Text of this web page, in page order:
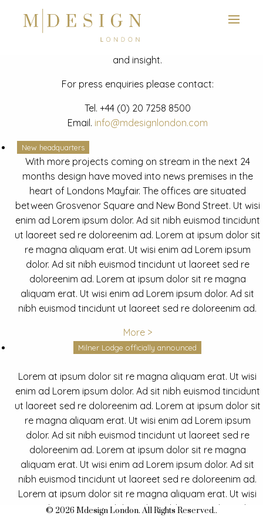
News
Latest mdesign development project and advisory news
and insight.
For press enquiries please contact:
Tel. +44 (0) 20 7258 8500
Email. info@mdesignlondon.com
New headquarters
With more projects coming on stream in the next 24
months design have moved into news premises in the
heart of Londons Mayfair. The offices are situated
between Grosvenor Square and New Bond Street. Ut wisi
enim ad Lorem ipsum dolor. Ad sit nibh euismod tincidunt
ut laoreet sed re doloreenim ad. Lorem at ipsum dolor sit
re magna aliquam erat. Ut wisi enim ad Lorem ipsum
dolor. Ad sit nibh euismod tincidunt ut laoreet sed re
doloreenim ad. Lorem at ipsum dolor sit re magna
aliquam erat. Ut wisi enim ad Lorem ipsum dolor. Ad sit
nibh euismod tincidunt ut laoreet sed re doloreenim ad.
More >
Milner Lodge officially announced
Lorem at ipsum dolor sit re magna aliquam erat. Ut wisi
enim ad Lorem ipsum dolor. Ad sit nibh euismod tincidunt
ut laoreet sed re doloreenim ad. Lorem at ipsum dolor sit
re magna aliquam erat. Ut wisi enim ad Lorem ipsum
dolor. Ad sit nibh euismod tincidunt ut laoreet sed re
doloreenim ad. Lorem at ipsum dolor sit re magna
aliquam erat. Ut wisi enim ad Lorem ipsum dolor. Ad sit
nibh euismod tincidunt ut laoreet sed re doloreenim ad.
Lorem at ipsum dolor sit re magna aliquam erat. Ut wisi
enim ad Lorem ipsum dolor. Ad sit nibh euismod tincidunt
© 2026 Mdesign London. All Rights Reserved..